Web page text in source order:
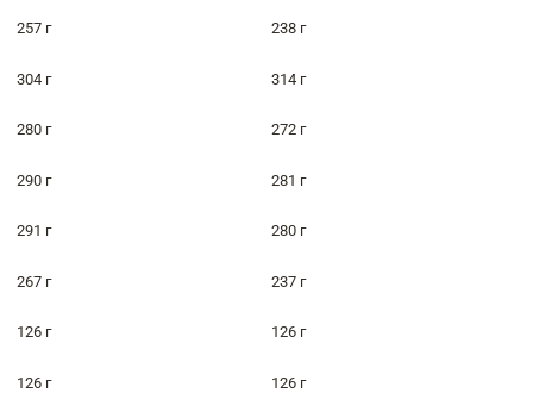
257 г 238 г
304 г 314 г
280 г 272 г
290 г 281 г
291 г 280 г
267 г 237 г
126 г 126 г
126 г 126 г